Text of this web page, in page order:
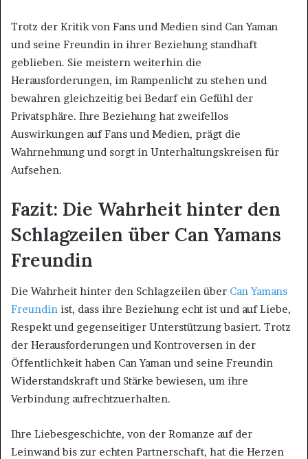
Trotz der Kritik von Fans und Medien sind Can Yaman
und seine Freundin in ihrer Beziehung standhaft
geblieben. Sie meistern weiterhin die
Herausforderungen, im Rampenlicht zu stehen und
bewahren gleichzeitig bei Bedarf ein Gefühl der
Privatsphäre. Ihre Beziehung hat zweifellos
Auswirkungen auf Fans und Medien, prägt die
Wahrnehmung und sorgt in Unterhaltungskreisen für
Aufsehen.
Fazit: Die Wahrheit hinter den
Schlagzeilen über Can Yamans
Freundin
Die Wahrheit hinter den Schlagzeilen über Can Yamans
Freundin ist, dass ihre Beziehung echt ist und auf Liebe,
Respekt und gegenseitiger Unterstützung basiert. Trotz
der Herausforderungen und Kontroversen in der
Öffentlichkeit haben Can Yaman und seine Freundin
Widerstandskraft und Stärke bewiesen, um ihre
Verbindung aufrechtzuerhalten.
Ihre Liebesgeschichte, von der Romanze auf der
Leinwand bis zur echten Partnerschaft, hat die Herzen